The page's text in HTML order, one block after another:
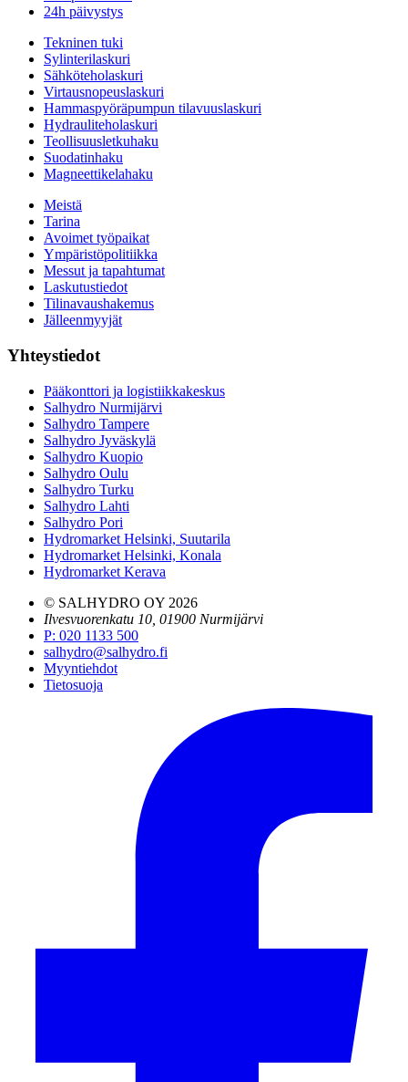
24h päivystys
Tekninen tuki
Sylinterilaskuri
Sähköteholaskuri
Virtausnopeuslaskuri
Hammaspyöräpumpun tilavuuslaskuri
Hydrauliteholaskuri
Teollisuusletkuhaku
Suodatinhaku
Magneettikelahaku
Meistä
Tarina
Avoimet työpaikat
Ympäristöpolitiikka
Messut ja tapahtumat
Laskutustiedot
Tilinavaushakemus
Jälleenmyyjät
Yhteystiedot
Pääkonttori ja logistiikkakeskus
Salhydro Nurmijärvi
Salhydro Tampere
Salhydro Jyväskylä
Salhydro Kuopio
Salhydro Oulu
Salhydro Turku
Salhydro Lahti
Salhydro Pori
Hydromarket Helsinki, Suutarila
Hydromarket Helsinki, Konala
Hydromarket Kerava
© SALHYDRO OY 2026
Ilvesvuorenkatu 10, 01900 Nurmijärvi
P: 020 1133 500
salhydro@salhydro.fi
Myyntiehdot
Tietosuoja